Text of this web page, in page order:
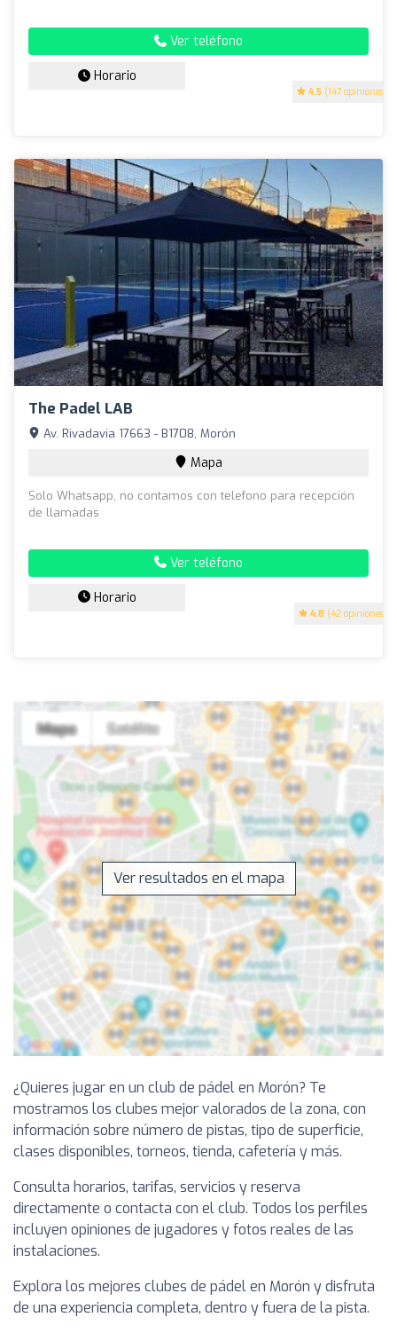
4.5 (147 opiniones)
Ver teléfono
Horario
The Padel LAB
4.8 (42 opiniones)
Av. Rivadavia 17663 - B1708, Morón
Mapa
Solo Whatsapp, no contamos con telefono para recepción
de llamadas
Ver teléfono
Horario
Ver resultados en el mapa
¿Quieres jugar en un club de pádel en Morón? Te
mostramos los clubes mejor valorados de la zona, con
información sobre número de pistas, tipo de superficie,
clases disponibles, torneos, tienda, cafetería y más.
Consulta horarios, tarifas, servicios y reserva
directamente o contacta con el club. Todos los perfiles
incluyen opiniones de jugadores y fotos reales de las
instalaciones.
Explora los mejores clubes de pádel en Morón y disfruta
de una experiencia completa, dentro y fuera de la pista.